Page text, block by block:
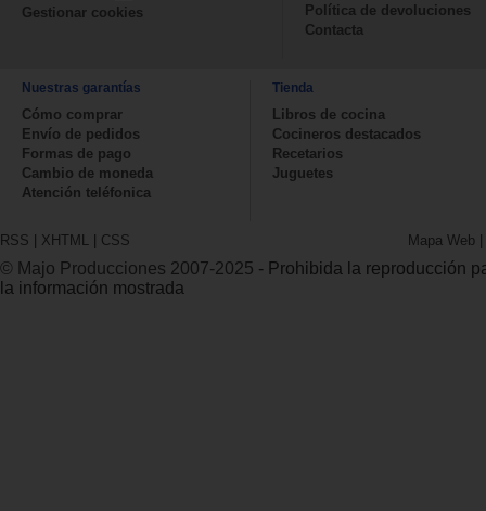
Gestionar cookies
Política de devoluciones
Contacta
Nuestras garantías
Cómo comprar
Envío de pedidos
Formas de pago
Cambio de moneda
Atención teléfonica
Tienda
Libros de cocina
Cocineros destacados
Recetarios
Juguetes
RSS | XHTML | CSS Mapa Web |
© Majo Producciones 2007-2025 - Prohibida la reproducción
la información mostrada